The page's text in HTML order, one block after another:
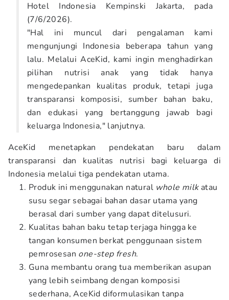
Hotel Indonesia Kempinski Jakarta, pada
(7/6/2026).
"Hal ini muncul dari pengalaman kami
mengunjungi Indonesia beberapa tahun yang
lalu. Melalui AceKid, kami ingin menghadirkan
pilihan nutrisi anak yang tidak hanya
mengedepankan kualitas produk, tetapi juga
transparansi komposisi, sumber bahan baku,
dan edukasi yang bertanggung jawab bagi
keluarga Indonesia," lanjutnya.
AceKid menetapkan pendekatan baru dalam
transparansi dan kualitas nutrisi bagi keluarga di
Indonesia melalui tiga pendekatan utama.
Produk ini menggunakan natural whole milkatau
susu segar sebagai bahan dasar utama yang
berasal dari sumber yang dapat ditelusuri.
Kualitas bahan baku tetap terjaga hingga ke
tangan konsumen berkat penggunaan sistem
pemrosesan one-step fresh.
Guna membantu orang tua memberikan asupan
yang lebih seimbang dengan komposisi
sederhana, AceKid diformulasikan tanpa